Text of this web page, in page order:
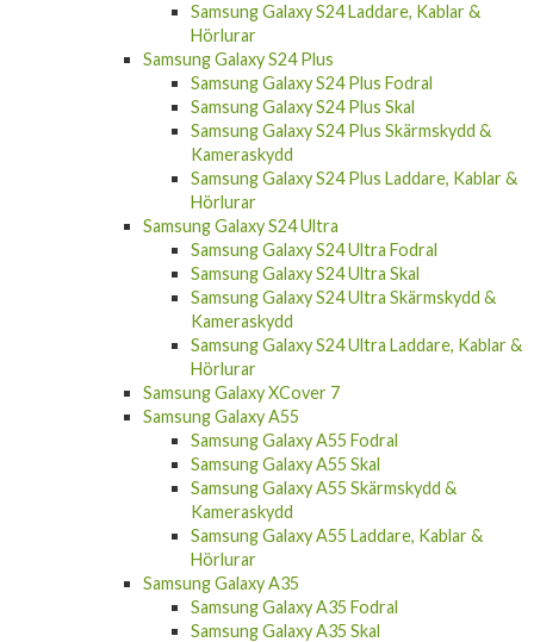
Samsung Galaxy S24 Laddare, Kablar &
Hörlurar
Samsung Galaxy S24 Plus
Samsung Galaxy S24 Plus Fodral
Samsung Galaxy S24 Plus Skal
Samsung Galaxy S24 Plus Skärmskydd &
Kameraskydd
Samsung Galaxy S24 Plus Laddare, Kablar &
Hörlurar
Samsung Galaxy S24 Ultra
Samsung Galaxy S24 Ultra Fodral
Samsung Galaxy S24 Ultra Skal
Samsung Galaxy S24 Ultra Skärmskydd &
Kameraskydd
Samsung Galaxy S24 Ultra Laddare, Kablar &
Hörlurar
Samsung Galaxy XCover 7
Samsung Galaxy A55
Samsung Galaxy A55 Fodral
Samsung Galaxy A55 Skal
Samsung Galaxy A55 Skärmskydd &
Kameraskydd
Samsung Galaxy A55 Laddare, Kablar &
Hörlurar
Samsung Galaxy A35
Samsung Galaxy A35 Fodral
Samsung Galaxy A35 Skal